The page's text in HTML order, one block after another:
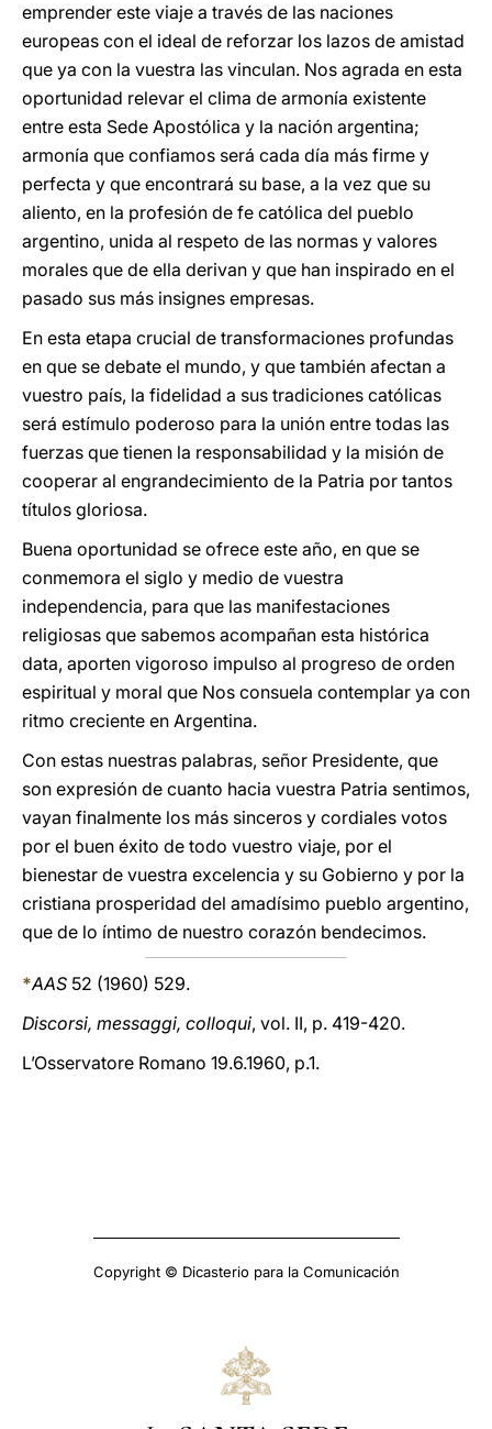
emprender este viaje a través de las naciones
europeas con el ideal de reforzar los lazos de amistad
que ya con la vuestra las vinculan. Nos agrada en esta
oportunidad relevar el clima de armonía existente
entre esta Sede Apostólica y la nación argentina;
armonía que confiamos será cada día más firme y
perfecta y que encontrará su base, a la vez que su
aliento, en la profesión de fe católica del pueblo
argentino, unida al respeto de las normas y valores
morales que de ella derivan y que han inspirado en el
pasado sus más insignes empresas.
En esta etapa crucial de transformaciones profundas
en que se debate el mundo, y que también afectan a
vuestro país, la fidelidad a sus tradiciones católicas
será estímulo poderoso para la unión entre todas las
fuerzas que tienen la responsabilidad y la misión de
cooperar al engrandecimiento de la Patria por tantos
títulos gloriosa.
Buena oportunidad se ofrece este año, en que se
conmemora el siglo y medio de vuestra
independencia, para que las manifestaciones
religiosas que sabemos acompañan esta histórica
data, aporten vigoroso impulso al progreso de orden
espiritual y moral que Nos consuela contemplar ya con
ritmo creciente en Argentina.
Con estas nuestras palabras, señor Presidente, que
son expresión de cuanto hacia vuestra Patria sentimos,
vayan finalmente los más sinceros y cordiales votos
por el buen éxito de todo vuestro viaje, por el
bienestar de vuestra excelencia y su Gobierno y por la
cristiana prosperidad del amadísimo pueblo argentino,
que de lo íntimo de nuestro corazón bendecimos.
*AAS 52 (1960) 529.
Discorsi, messaggi, colloqui, vol. II, p. 419-420.
L’Osservatore Romano 19.6.1960, p.1.
Copyright © Dicasterio para la Comunicación